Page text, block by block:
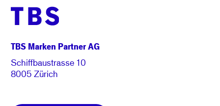
TBS Marken Partner AG
Schiffbaustrasse 10
8005 Zürich